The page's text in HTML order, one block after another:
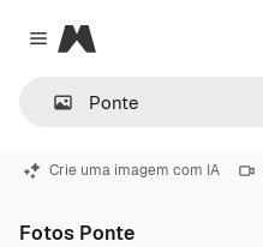
Close menu
Magnific
Crie uma imagem com IA
Fotos Ponte